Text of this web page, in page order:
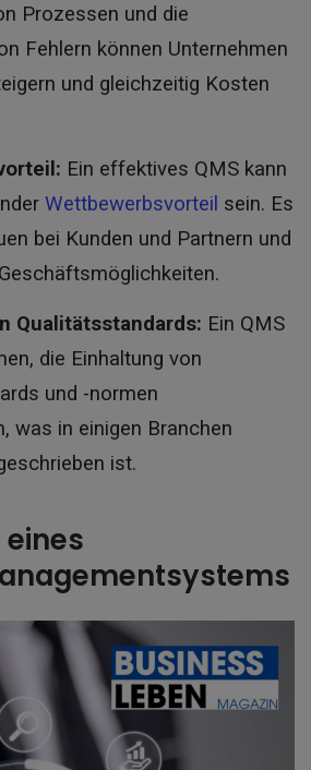
Prozessen und die
Fehlern können Unternehmen
und gleichzeitig Kosten
Ein effektives QMS kann
Wettbewerbsvorteil sein. Es
bei Kunden und Partnern und
Qualitätsstandards: Ein QMS
die Einhaltung von
und -normen
was in einigen Branchen
ist.